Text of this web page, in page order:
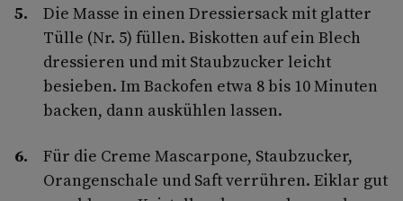
Die Masse in einen Dressiersack mit glatter
Tülle (Nr. 5) füllen. Biskotten auf ein Blech
dressieren und mit Staubzucker leicht
besieben. Im Backofen etwa 8 bis 10 Minuten
backen, dann auskühlen lassen.
Für die Creme Mascarpone, Staubzucker,
Orangenschale und Saft verrühren. Eiklar gut